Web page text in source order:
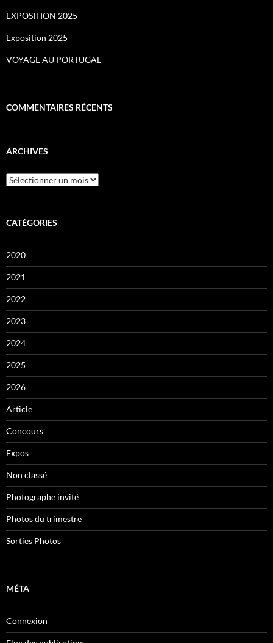
EXPOSITION 2025
Exposition 2025
VOYAGE AU PORTUGAL
COMMENTAIRES RÉCENTS
ARCHIVES
Archives
CATÉGORIES
2020
2021
2022
2023
2024
2025
2026
Article
Concours
Expos
Non classé
Photographe invité
Photos du trimestre
Sorties Photos
MÉTA
Connexion